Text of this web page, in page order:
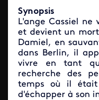
Synopsis
L'ange Cassiel
et devient un
Damiel, en
dans Berlin, il
vivre en tant
recherche des
temps où il
d'échapper à son